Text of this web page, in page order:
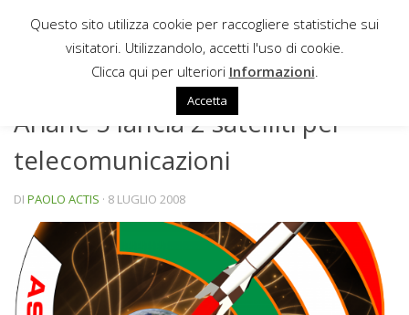
Sotto il contenuto
Ariane 5 lancia 2 satelliti per
telecomunicazioni
DI PAOLO ACTIS · 8 LUGLIO 2008
Questo sito utilizza cookie per raccogliere statistiche sui
visitatori. Utilizzandolo, accetti l'uso di cookie.
Clicca qui per ulteriori Informazioni
Accetta